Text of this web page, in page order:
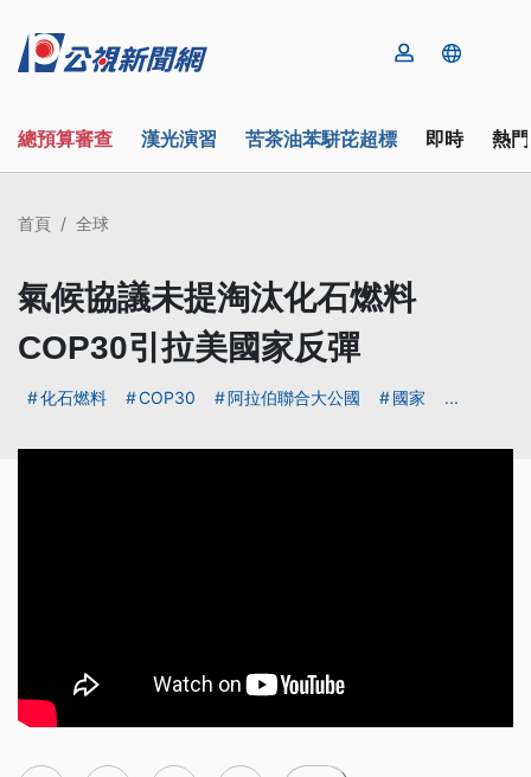
總預算審查 漢光演習 苦茶油苯駢芘超標 即時 熱
首頁 全球
氣候協議未提淘汰化石燃料
COP30引拉美國家反彈
化石燃料 COP30 阿拉伯聯合大公國 國家 ...